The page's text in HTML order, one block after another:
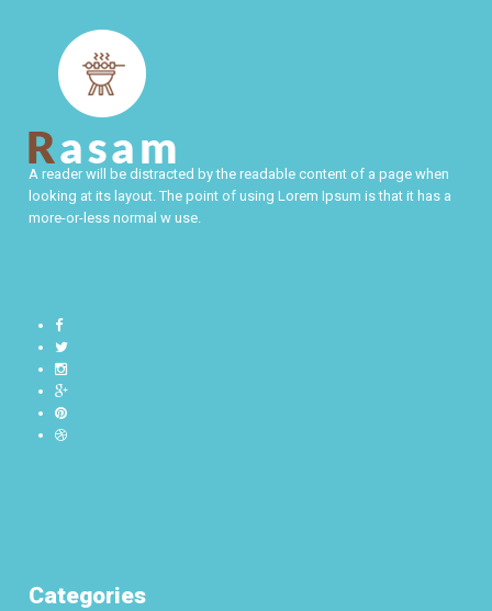
A reader will be distracted by the readable content of a page when
looking at its layout. The point of using Lorem Ipsum is that it has a
more-or-less normal w use.
Categories